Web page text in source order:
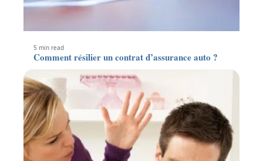
5 min read
Comment résilier un contrat d’assurance auto ?